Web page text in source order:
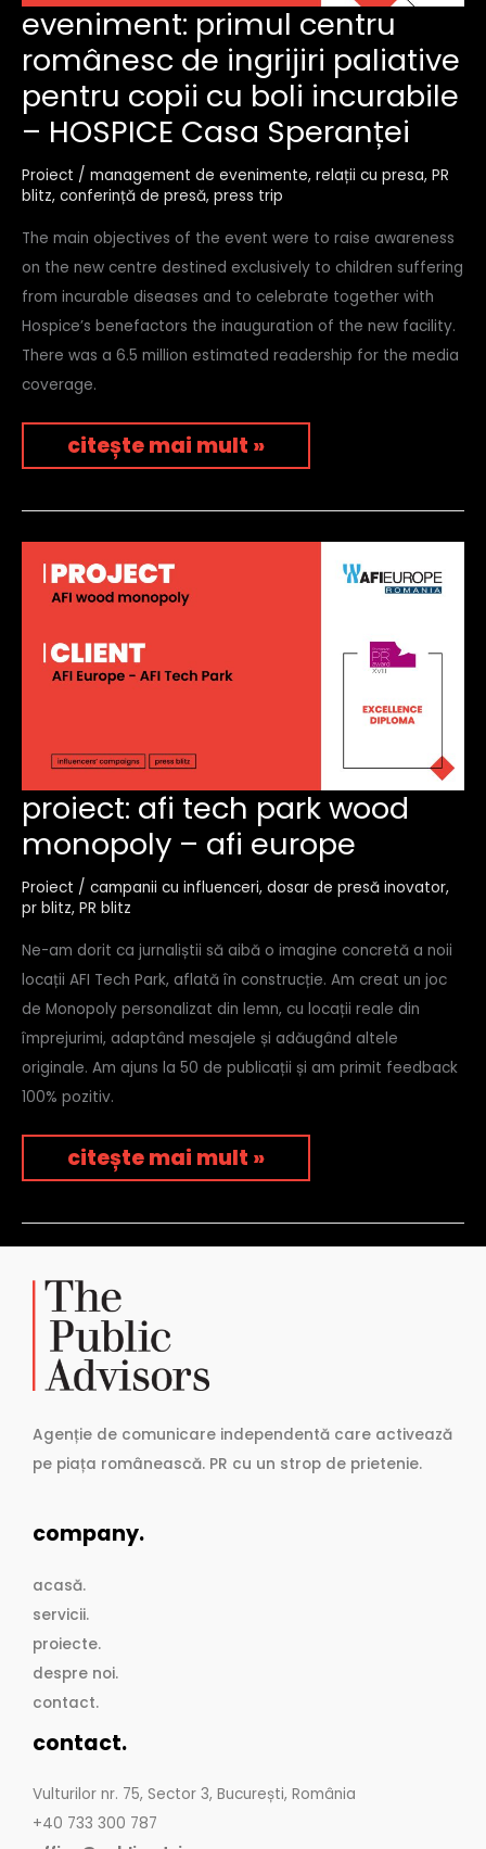
eveniment: primul centru
românesc de ingrijiri paliative
pentru copii cu boli incurabile
– HOSPICE Casa Speranței
Proiect / management de evenimente, relații cu presa, PR
blitz, conferință de presă, press trip
The main objectives of the event were to raise awareness
on the new centre destined exclusively to children suffering
from incurable diseases and to celebrate together with
Hospice’s benefactors the inauguration of the new facility.
There was a 6.5 million estimated readership for the media
coverage.
eveniment:
primul
centru
românesc
de
ingrijiri
paliative
pentru
copii
cu
incurabile
–
hospice
casa
speranței
citește mai mult »
proiect: afi tech park wood
monopoly – afi europe
Proiect / campanii cu influenceri, dosar de presă inovator,
pr blitz, PR blitz
Ne-am dorit ca jurnaliștii să aibă o imagine concretă a noii
locații AFI Tech Park, aflată în construcție. Am creat un joc
de Monopoly personalizat din lemn, cu locații reale din
împrejurimi, adaptând mesajele și adăugând altele
originale. Am ajuns la 50 de publicații și am primit feedback
100% pozitiv.
proiect:
afi
tech
park
wood
monopoly
–
afi
europe
citește mai mult »
Agenție de comunicare independentă care activează
pe piața românească. PR cu un strop de prietenie.
company.
acasă.
servicii.
proiecte.
despre noi.
contact.
contact.
Vulturilor nr. 75, Sector 3, București, România
+40 733 300 787